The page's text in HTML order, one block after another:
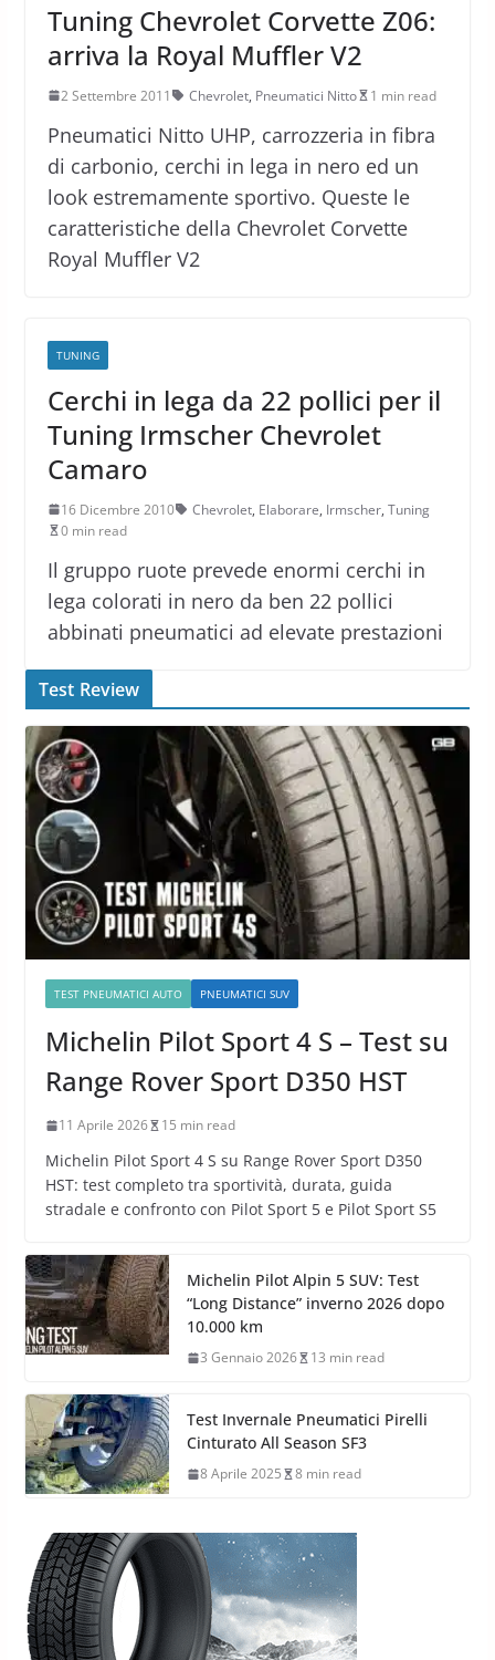
Tuning Chevrolet Corvette Z06:
arriva la Royal Muffler V2
2 Settembre 2011 Chevrolet, Pneumatici Nitto 1 min read
Pneumatici Nitto UHP, carrozzeria in fibra
di carbonio, cerchi in lega in nero ed un
look estremamente sportivo. Queste le
caratteristiche della Chevrolet Corvette
Royal Muffler V2
TUNING
Cerchi in lega da 22 pollici per il
Tuning Irmscher Chevrolet
Camaro
16 Dicembre 2010 Chevrolet, Elaborare, Irmscher, Tuning
0 min read
Il gruppo ruote prevede enormi cerchi in
lega colorati in nero da ben 22 pollici
abbinati pneumatici ad elevate prestazioni
Test Review
TEST PNEUMATICI AUTO PNEUMATICI SUV
Michelin Pilot Sport 4 S – Test su
Range Rover Sport D350 HST
11 Aprile 2026 15 min read
Michelin Pilot Sport 4 S su Range Rover Sport D350
HST: test completo tra sportività, durata, guida
stradale e confronto con Pilot Sport 5 e Pilot Sport S5
Michelin Pilot Alpin 5 SUV: Test
“Long Distance” inverno 2026 dopo
10.000 km
3 Gennaio 2026 13 min read
Test Invernale Pneumatici Pirelli
Cinturato All Season SF3
8 Aprile 2025 8 min read